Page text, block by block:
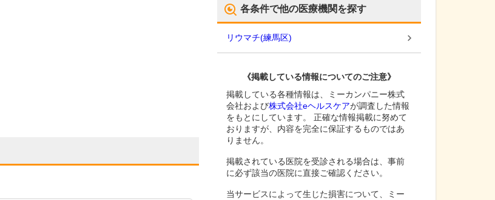
各条件で他の医療機関を探す
リウマチ(練馬区)
《掲載している情報についてのご注意》
掲載している各種情報は、ミーカンパニー株式
会社および株式会社eヘルスケアが調査した情報
をもとにしています。 正確な情報掲載に努めて
おりますが、内容を完全に保証するものではあ
りません。
掲載されている医院を受診される場合は、事前
に必ず該当の医院に直接ご確認ください。
当サービスによって生じた損害について、ミー